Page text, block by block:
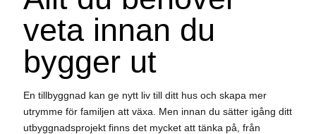
veta innan du
bygger ut
En tillbyggnad kan ge nytt liv till ditt hus och skapa mer
utrymme för familjen att växa. Men innan du sätter igång ditt
utbyggnadsprojekt finns det mycket att tänka på, från